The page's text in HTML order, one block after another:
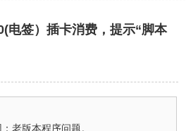
电签）插卡消费，提示“脚本
老版本程序问题。